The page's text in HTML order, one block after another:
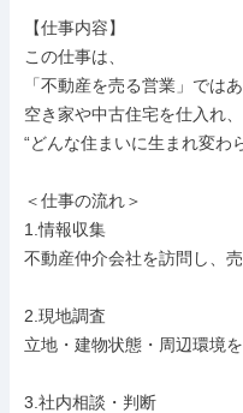
【仕事内容】
この仕事は、
「不動産を売る営業」では
空き家や中古住宅を仕入れ、
“どんな住まいに生まれ変わ
＜仕事の流れ＞
1.情報収集
不動産仲介会社を訪問し、
2.現地調査
立地・建物状態・周辺環境
3.社内相談・判断